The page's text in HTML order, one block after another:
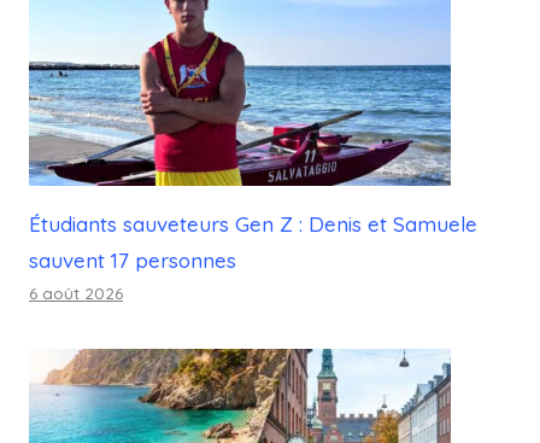
Étudiants sauveteurs Gen Z : Denis et Samuele
sauvent 17 personnes
6 août 2026